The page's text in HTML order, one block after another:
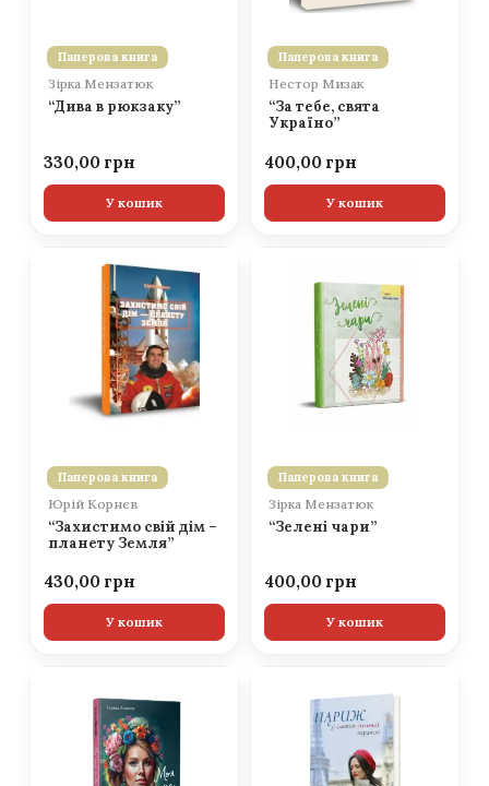
Паперова книга
Зірка Мензатюк
“Дива в рюкзаку”
330,00
У кошик
Паперова книга
Нестор Мизак
“За тебе, свята
Україно”
400,00
У кошик
Паперова книга
Юрій Корнєв
“Захистимо свій дім –
планету Земля”
430,00
У кошик
Паперова книга
Зірка Мензатюк
“Зелені чари”
400,00
У кошик